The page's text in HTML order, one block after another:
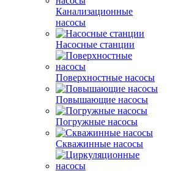
Канализационные
насосы
Насосные станции
Поверхностные насосы
Повышающие насосы
Погружные насосы
Скважинные насосы